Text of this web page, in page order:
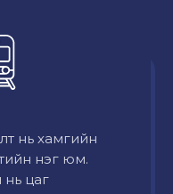
нь хамгийн
нэг юм.
цаг